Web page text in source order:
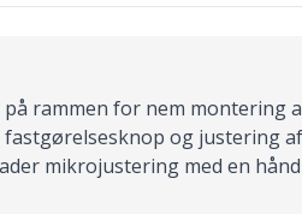
rammen for nem
og justering
mikrojustering med en